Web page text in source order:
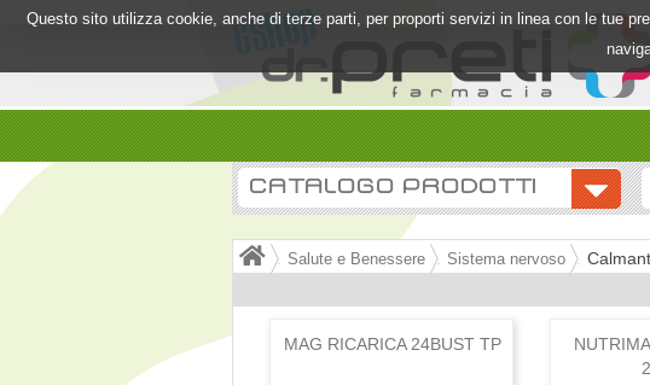
Questo sito utilizza cookie, anche di terze parti, per proporti servizi in linea con le tue
CATALOGO PRODOTTI
Salute e Benessere Sistema nervoso
MAG RICARICA 24BUST TP